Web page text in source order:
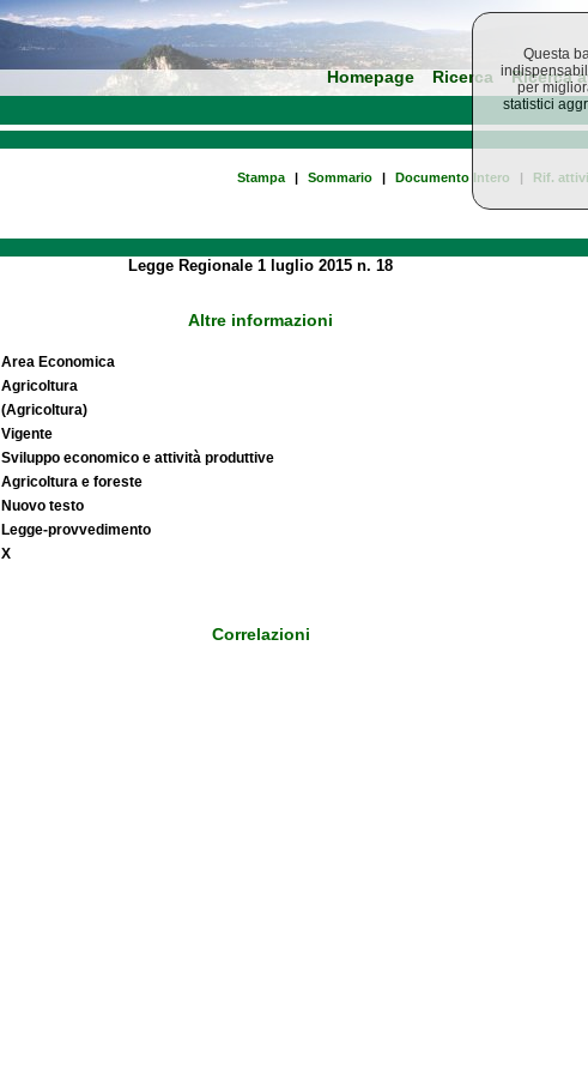
Homepage Ricerca Ricerca
Stampa | Sommario | Documento Intero | Rif. attivi
Legge Regionale 1 luglio 2015 n. 18
Altre informazioni
Area Economica
Agricoltura
(Agricoltura)
Vigente
Sviluppo economico e attività produttive
Agricoltura e foreste
Nuovo testo
Legge-provvedimento
X
Correlazioni
Questa
per
statistici